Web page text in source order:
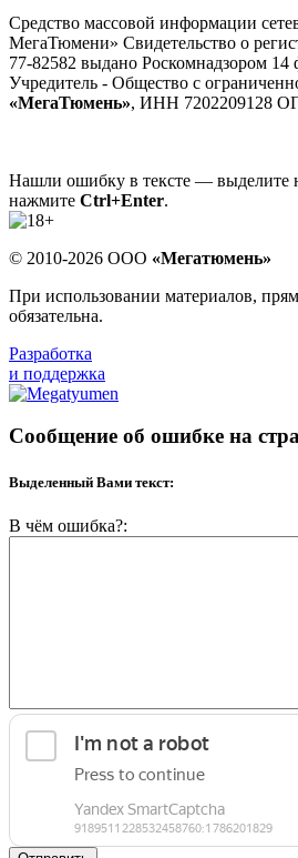
Средство массовой информации
МегаТюмени» Свидетельство о
77-82582 выдано Роскомнадзором 14
Учредитель - Общество с
«МегаТюмень», ИНН 7202209128
Нашли ошибку в тексте — выделите
нажмите Ctrl+Enter.
© 2010-2026 ООО «Мегатюмень»
При использовании материалов,
обязательна.
Разработка
и поддержка
Сообщение об ошибке на
Выделенный Вами текст:
В чём ошибка?: